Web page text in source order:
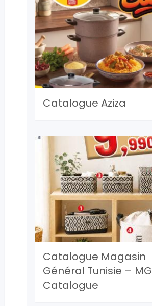
Catalogue Aziza
Catalogue Magasin
Général Tunisie – MG
Catalogue